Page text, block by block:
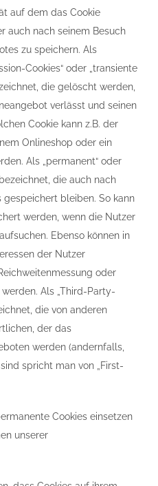
auf dem das Cookie
auch nach seinem Besuch
zu speichern. Als
Cookies“ oder „transiente
die gelöscht werden,
verlässt und seinen
Cookie kann z.B. der
Onlineshop oder ein
Als „permanent“ oder
die auch nach
bleiben. So kann
werden, wenn die Nutzer
Ebenso können in
der Nutzer
oder
Als „Third-Party-
die von anderen
der das
werden (andernfalls,
spricht man von „First-
Cookies einsetzen
unserer